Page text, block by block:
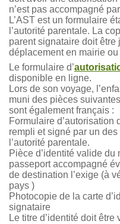
n’est pas accompagné
L’AST est un formulaire
l’autorité parentale. La
parent signataire doit être
déplacement en mairie
Le formulaire d’
disponible en ligne.
Lors de son voyage,
muni des pièces
sont également français :
Formulaire d’autorisation
rempli et signé par un
l’autorité parentale.
Pièce d’identité valide du
passeport accompagné
de destination l’exige (à
pays )
Photocopie de la carte
signataire
Le titre d’identité doit